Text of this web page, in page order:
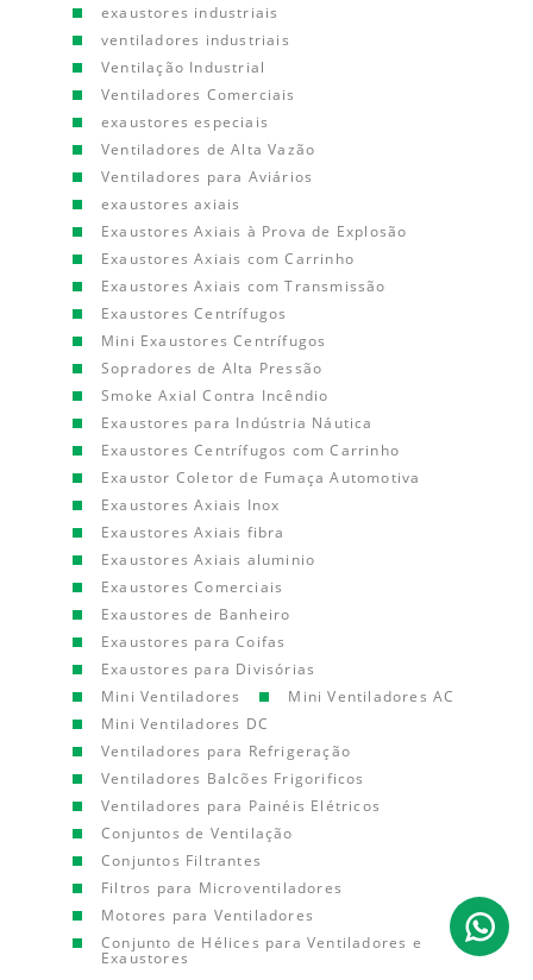
exaustores industriais
ventiladores industriais
Ventilação Industrial
Ventiladores Comerciais
exaustores especiais
Ventiladores de Alta Vazão
Ventiladores para Aviários
exaustores axiais
Exaustores Axiais à Prova de Explosão
Exaustores Axiais com Carrinho
Exaustores Axiais com Transmissão
Exaustores Centrífugos
Mini Exaustores Centrífugos
Sopradores de Alta Pressão
Smoke Axial Contra Incêndio
Exaustores para Indústria Náutica
Exaustores Centrífugos com Carrinho
Exaustor Coletor de Fumaça Automotiva
Exaustores Axiais Inox
Exaustores Axiais fibra
Exaustores Axiais aluminio
Exaustores Comerciais
Exaustores de Banheiro
Exaustores para Coifas
Exaustores para Divisórias
Mini Ventiladores
Mini Ventiladores AC
Mini Ventiladores DC
Ventiladores para Refrigeração
Ventiladores Balcões Frigorificos
Ventiladores para Painéis Elétricos
Conjuntos de Ventilação
Conjuntos Filtrantes
Filtros para Microventiladores
Motores para Ventiladores
Conjunto de Hélices para Ventiladores e
Exaustores